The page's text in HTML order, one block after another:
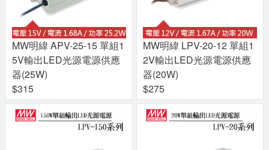
MW明緯 APV-25-15 單組1
5V輸出LED光源電源供應
器(25W)
$315
MW明緯 LPV-20-12 單組1
2V輸出LED光源電源供應
器(20W)
$275